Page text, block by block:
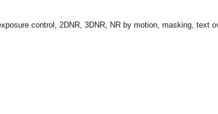
control, 2DNR, 3DNR, NR by motion, masking, text